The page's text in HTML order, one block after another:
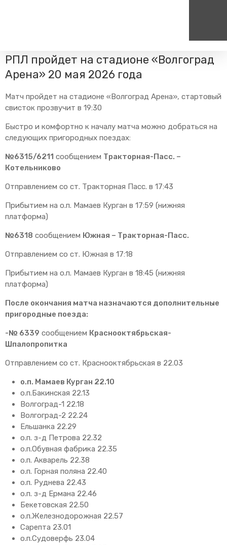
Пассажирам
Режим работы билетных
касс
пригородных поездов
Мобильное приложение
Правила проезда
Для маломобильных
Групповые маршруты
Единый номер вызова экстренных служб
Футбольный матч «Ротора» за выход в
РПЛ пройдет на стадионе «Волгоград
Арена» 20 мая 2026 года
Матч пройдет на стадионе «Волгоград Арена», стартовый
свисток прозвучит в 19:30
Быстро и комфортно к началу матча можно добраться на
следующих пригородных поездах:
№6315/6211 сообщением Тракторная-Пасс. –
Котельниково
Отправлением со ст. Тракторная Пасс. в 17:43
Прибытием на о.п. Мамаев Курган в 17:59 (нижняя
платформа)
№6318 сообщением Южная – Тракторная-Пасс.
Отправлением со ст. Южная в 17:18
Прибытием на о.п. Мамаев Курган в 18:45 (нижняя
платформа)
После окончания матча назначаются дополнительные
пригородные поезда:
-№ 6339 сообщением Краснооктябрьская-
Шпалопропитка
Отправлением со ст. Краснооктябрьская в 22.03
о.п. Мамаев Курган 22.10
о.п.Бакинская 22.13
Волгоград-1 22.18
Волгоград-2 22.24
Ельшанка 22.29
о.п. з-д Петрова 22.32
о.п.Обувная фабрика 22.35
о.п. Акварель 22.38
о.п. Горная поляна 22.40
о.п. Руднева 22.43
о.п. з-д Ермана 22.46
Бекетовская 22.50
о.п.Железнодорожная 22.57
Сарепта 23.01
о.п.Судоверфь 23.04